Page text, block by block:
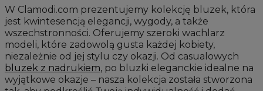
W Clamodi.com prezentujemy kolekcję bluzek, która
jest kwintesencją elegancji, wygody, a także
wszechstronności. Oferujemy szeroki wachlarz
modeli, które zadowolą gusta każdej kobiety,
niezależnie od jej stylu czy okazji. Od casualowych
bluzek z nadrukiem, po bluzki eleganckie idealne na
wyjątkowe okazje – nasza kolekcja została stworzona